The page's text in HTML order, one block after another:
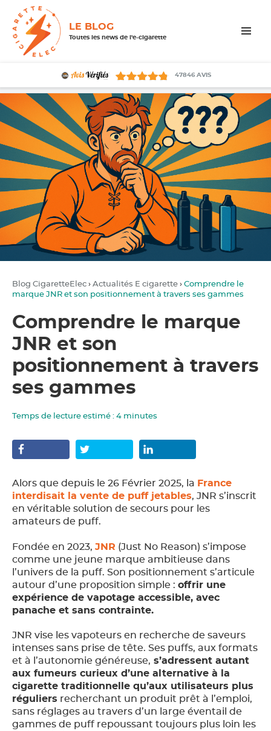
LE BLOG
Toutes les news de l'e-cigarette
47846AVIS
Blog CigaretteElec › Actualités E cigarette › Comprendre le
marque JNR et son positionnement à travers ses gammes
Comprendre le marque
JNR et son
positionnement à travers
ses gammes
Temps de lecture estimé : 4 minutes
Alors que depuis le 26 Février 2025, la France
interdisait la vente de puff jetables, JNR s’inscrit
en véritable solution de secours pour les
amateurs de puff.
Fondée en 2023, JNR (Just No Reason) s’impose
comme une jeune marque ambitieuse dans
l’univers de la puff. Son positionnement s’articule
autour d’une proposition simple : offrir une
expérience de vapotage accessible, avec
panache et sans contrainte.
JNR vise les vapoteurs en recherche de saveurs
intenses sans prise de tête. Ses puffs, aux formats
et à l’autonomie généreuse, s’adressent autant
aux fumeurs curieux d’une alternative à la
cigarette traditionnelle qu’aux utilisateurs plus
réguliers recherchant un produit prêt à l’emploi,
sans réglages au travers d’un large éventail de
gammes de puff repoussant toujours plus loin les